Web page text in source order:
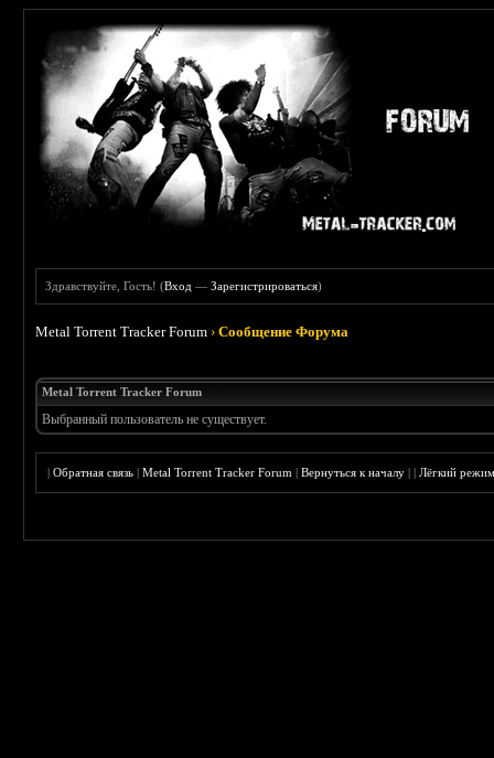
Здравствуйте, Гость! (Вход —Зарегистрироваться)
Metal Torrent Tracker Forum ›Сообщение Форума
Metal Torrent Tracker Forum
Выбранный пользователь не существует.
|Обратная связь |Metal Torrent Tracker Forum |Вернуться к началу ||Лёгкий